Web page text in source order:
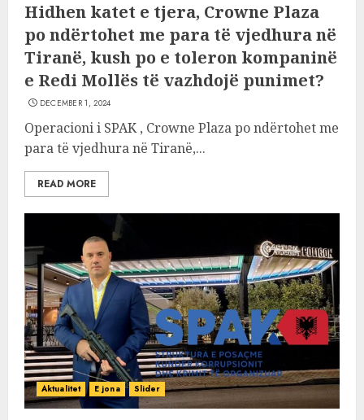
Hidhen katet e tjera, Crowne Plaza
po ndërtohet me para të vjedhura në
Tiranë, kush po e toleron kompaninë
e Redi Mollës të vazhdojë punimet?
DECEMBER 1, 2024
Operacioni i SPAK , Crowne Plaza po ndërtohet me
para të vjedhura në Tiranë,...
READ MORE
Aktualitet E jona Slider